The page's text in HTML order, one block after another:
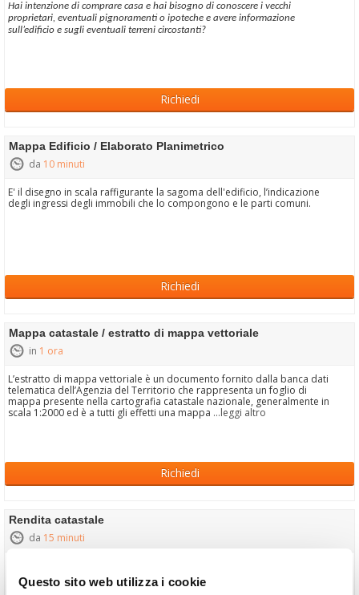
Questo sito web utilizza i cookie
Hai intenzione di comprare casa e hai bisogno di conoscere i vecchi
proprietari, eventuali pignoramenti o ipoteche e avere informazione
sull’edificio e sugli eventuali terreni circostanti?
Richiedi
Mappa Edificio / Elaborato Planimetrico
da 10 minuti
E' il disegno in scala raffigurante la sagoma dell'edificio, l’indicazione
degli ingressi degli immobili che lo compongono e le parti comuni.
Richiedi
Mappa catastale / estratto di mappa vettoriale
in 1 ora
L’estratto di mappa vettoriale è un documento fornito dalla banca dati
telematica dell’Agenzia del Territorio che rappresenta un foglio di
mappa presente nella cartografia catastale nazionale, generalmente in
scala 1:2000 ed è a tutti gli effetti una mappa ...leggi altro
Richiedi
Rendita catastale
da 15 minuti
immobili registrati all'Agenzia del Territorio, e viene utilizzato per
calcolare alcune imposte, quali ad esempio IMU e TASI, successioni e